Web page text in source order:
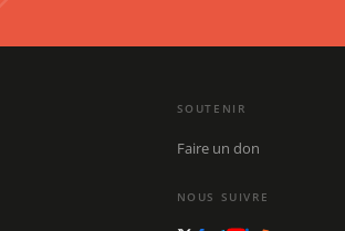
SOUTENIR
Faire un don
NOUS SUIVRE